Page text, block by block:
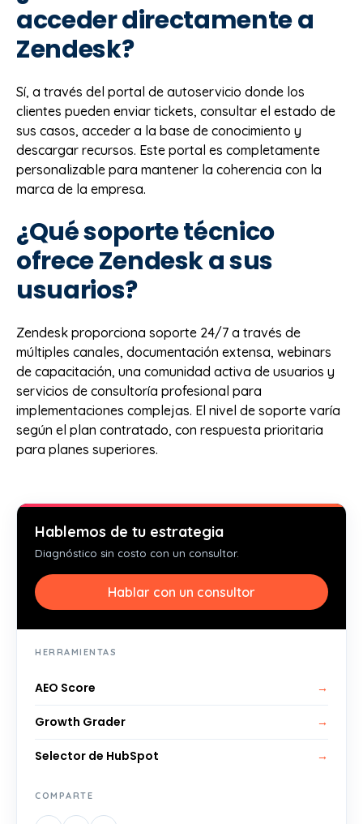
acceder directamente a
Zendesk?
Sí, a través del portal de autoservicio donde los
clientes pueden enviar tickets, consultar el estado de
sus casos, acceder a la base de conocimiento y
descargar recursos. Este portal es completamente
personalizable para mantener la coherencia con la
marca de la empresa.
¿Qué soporte técnico
ofrece Zendesk a sus
usuarios?
Zendesk proporciona soporte 24/7 a través de
múltiples canales, documentación extensa, webinars
de capacitación, una comunidad activa de usuarios y
servicios de consultoría profesional para
implementaciones complejas. El nivel de soporte varía
según el plan contratado, con respuesta prioritaria
para planes superiores.
Hablemos de tu estrategia
Diagnóstico sin costo con un consultor.
Hablar con un consultor
HERRAMIENTAS
AEO Score →
Growth Grader →
Selector de HubSpot →
COMPARTE